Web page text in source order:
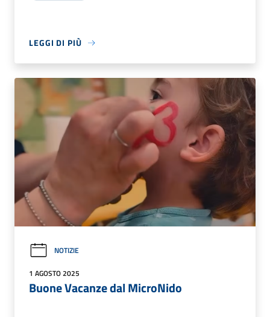
LEGGI DI PIÙ
NOTIZIE
1 AGOSTO 2025
Buone Vacanze dal MicroNido